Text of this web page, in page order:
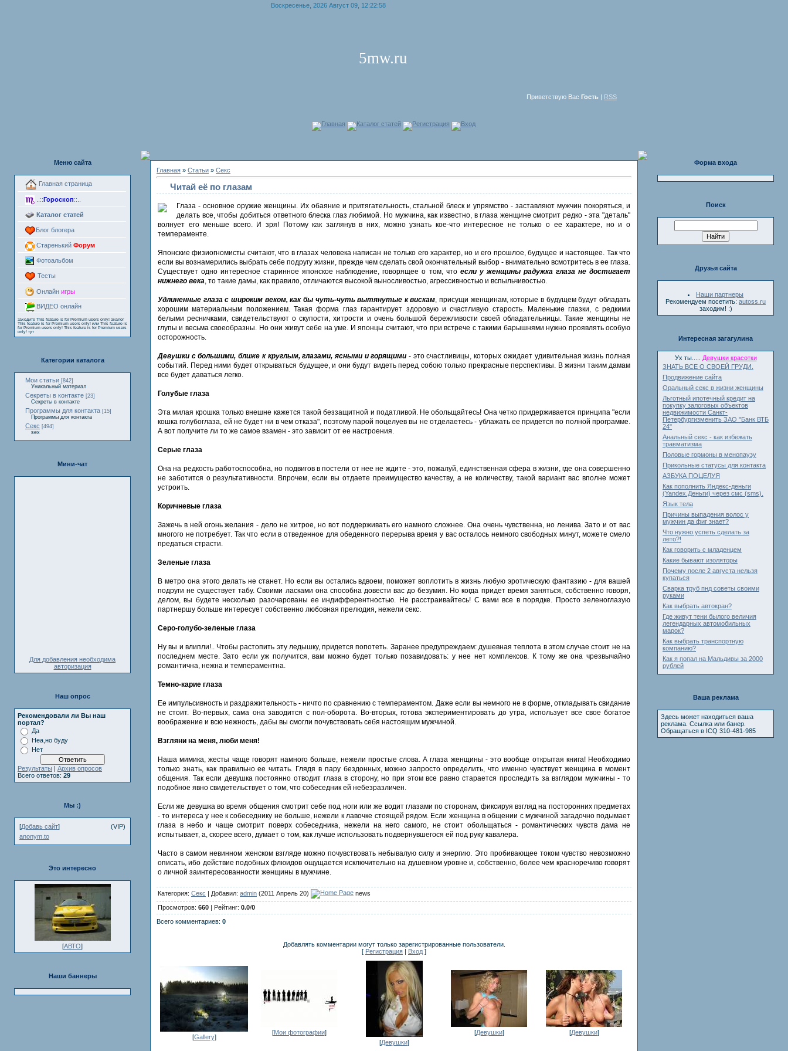
Воскресенье, 2026 Август 09, 12:22:58
5mw.ru
Приветствую Вас Гость | RSS
Главная Каталог статей Регистрация Вход
Меню сайта
Главная страница
..:: Гороскоп::..
Каталог статей
Блог блогера
Старенький Форум
Фотоальбом
Тесты
Онлайн игры
ВИДЕО онлайн
заходите This feature is for Premium users only! аналог
This feature is for Premium users only! или This feature is
for Premium users only! This feature is for Premium users
only! тут
Категории каталога
Мои статьи [842]
Уникальный материал
Секреты в контакте [23]
Секреты в контакте
Программы для контакта [15]
Программы для контакта
Секс [494]
sex
Мини-чат
Для добавления необходима
авторизация
Наш опрос
Рекомендовали ли Вы наш
портал?
Да
Неа,но буду
Нет
Результаты | Архив опросов
Всего ответов: 29
Мы :)
[Добавь сайт]
(VIP)
anonym.to
Это интересно
[АВТО]
Наши баннеры
Главная » Статьи » Секс
Читай её по глазам
Глаза - основное оружие женщины. Их обаяние и притягательность, стальной блеск и упрямство - заставляют мужчин покоряться, и
делать все, чтобы добиться ответного блеска глаз любимой. Но мужчина, как известно, в глаза женщине смотрит редко - эта "деталь"
волнует его меньше всего. И зря! Потому как заглянув в них, можно узнать кое-что интересное не только о ее характере, но и о
темпераменте.
Японские физиогномисты считают, что в глазах человека написан не только его характер, но и его прошлое, будущее и настоящее. Так что
если вы вознамерились выбрать себе подругу жизни, прежде чем сделать свой окончательный выбор - внимательно всмотритесь в ее глаза.
Существует одно интересное старинное японское наблюдение, говорящее о том, что если у женщины радужка глаза не достигает
нижнего века , то такие дамы, как правило, отличаются высокой выносливостью, агрессивностью и вспыльчивостью.
Удлиненные глаза с широким веком, как бы чуть-чуть вытянутые к вискам , присущи женщинам, которые в будущем будут обладать
хорошим материальным положением. Такая форма глаз гарантирует здоровую и счастливую старость. Маленькие глазки, с редкими
белыми ресничками, свидетельствуют о скупости, хитрости и очень большой бережливости своей обладательницы. Такие женщины не
глупы и весьма своеобразны. Но они живут себе на уме. И японцы считают, что при встрече с такими барышнями нужно проявлять особую
осторожность.
Девушки с большими, ближе к круглым, глазами, ясными и горящими - это счастливицы, которых ожидает удивительная жизнь полная
событий. Перед ними будет открываться будущее, и они будут видеть перед собою только прекрасные перспективы. В жизни таким дамам
все будет даваться легко.
Голубые глаза
Эта милая крошка только внешне кажется такой беззащитной и податливой. Не обольщайтесь! Она четко придерживается принципа "если
кошка голубоглаза, ей не будет ни в чем отказа", поэтому парой поцелуев вы не отделаетесь - ублажать ее придется по полной программе.
А вот получите ли то же самое взамен - это зависит от ее настроения.
Серые глаза
Она на редкость работоспособна, но подвигов в постели от нее не ждите - это, пожалуй, единственная сфера в жизни, где она совершенно
не заботится о результативности. Впрочем, если вы отдаете преимущество качеству, а не количеству, такой вариант вас вполне может
устроить.
Коричневые глаза
Зажечь в ней огонь желания - дело не хитрое, но вот поддерживать его намного сложнее. Она очень чувственна, но ленива. Зато и от вас
многого не потребует. Так что если в отведенное для обеденного перерыва время у вас осталось немного свободных минут, можете смело
предаться страсти.
Зеленые глаза
В метро она этого делать не станет. Но если вы остались вдвоем, поможет воплотить в жизнь любую эротическую фантазию - для вашей
подруги не существует табу. Своими ласками она способна довести вас до безумия. Но когда придет время заняться, собственно говоря,
делом, вы будете несколько разочарованы ее индифферентностью. Не расстраивайтесь! С вами все в порядке. Просто зеленоглазую
партнершу больше интересует собственно любовная прелюдия, нежели секс.
Серо-голубо-зеленые глаза
Ну вы и влипли!.. Чтобы растопить эту ледышку, придется попотеть. Заранее предупреждаем: душевная теплота в этом случае стоит не на
последнем месте. Зато если уж получится, вам можно будет только позавидовать: у нее нет комплексов. К тому же она чрезвычайно
романтична, нежна и темпераментна.
Темно-карие глаза
Ее импульсивность и раздражительность - ничто по сравнению с темпераментом. Даже если вы немного не в форме, откладывать свидание
не стоит. Во-первых, сама она заводится с пол-оборота. Во-вторых, готова экспериментировать до утра, использует все свое богатое
воображение и всю нежность, дабы вы смогли почувствовать себя настоящим мужчиной.
Взгляни на меня, люби меня!
Наша мимика, жесты чаще говорят намного больше, нежели простые слова. А глаза женщины - это вообще открытая книга! Необходимо
только знать, как правильно ее читать. Глядя в пару бездонных, можно запросто определить, что именно чувствует женщина в момент
общения. Так если девушка постоянно отводит глаза в сторону, но при этом все равно старается проследить за взглядом мужчины - то
подобное явно свидетельствует о том, что собеседник ей небезразличен.
Если же девушка во время общения смотрит себе под ноги или же водит глазами по сторонам, фиксируя взгляд на посторонних предметах
- то интереса у нее к собеседнику не больше, нежели к лавочке стоящей рядом. Если женщина в общении с мужчиной загадочно подымает
глаза в небо и чаще смотрит поверх собеседника, нежели на него самого, не стоит обольщаться - романтических чувств дама не
испытывает, а, скорее всего, думает о том, как лучше использовать подвернувшегося ей под руку кавалера.
Часто в самом невинном женском взгляде можно почувствовать небывалую силу и энергию. Это пробивающее током чувство невозможно
описать, ибо действие подобных флюидов ощущается исключительно на душевном уровне и, собственно, более чем красноречиво говорят
о личной заинтересованности женщины в мужчине.
Категория: Секс | Добавил: admin (2011 Апрель 20) news
Просмотров: 660 | Рейтинг: 0.0/0
Всего комментариев: 0
Добавлять комментарии могут только зарегистрированные пользователи.
[ Регистрация | Вход ]
[Gallery]
[Мои фотографии]
[Девушки]
[Девушки] [Девушки]
Форма входа
Поиск
Друзья сайта
Наши партнеры
Рекомендуем посетить: autoss.ru
заходим! :)
Интересная загагулина
Ух ты.....
Девушки красотки
ЗНАТЬ ВСЕ О СВОЕЙ ГРУДИ.
Продвижение сайта
Оральный секс в жизни женщины
Льготный ипотечный кредит на
покупку залоговых объектов
недвижимости Санкт-
Петербургизменить ЗАО "Банк ВТБ
24"
Анальный секс - как избежать
травматизма
Половые гормоны в менопаузу
Прикольные статусы для контакта
АЗБУКА ПОЦЕЛУЯ
Как пополнить Яндекс-деньги
(Yandex.Деньги) через смс (sms).
Язык тела
Причины выпадения волос у
мужчин да фиг знает?
Что нужно успеть сделать за
лето?!
Как говорить с младенцем
Какие бывают изоляторы
Почему после 2 августа нельзя
купаться
Сварка труб пнд советы своими
руками
Как выбрать автокран?
Где живут тени былого величия
легендарных автомобильных
марок?
Как выбрать транспортную
компанию?
Как я попал на Мальдивы за 2000
рублей
Ваша реклама
Здесь может находиться ваша
реклама. Ссылка или банер.
Обращаться в ICQ 310-481-985